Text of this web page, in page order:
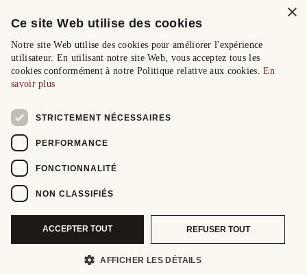
×
Ce site Web utilise des cookies
Notre site Web utilise des cookies pour améliorer l'expérience
utilisateur. En utilisant notre site Web, vous acceptez tous les
cookies conformément à notre Politique relative aux cookies.En
savoir plus
STRICTEMENT NÉCESSAIRES
PERFORMANCE
FONCTIONNALITÉ
NON CLASSIFIÉS
ACCEPTER TOUT REFUSER TOUT
AFFICHER LES DÉTAILS